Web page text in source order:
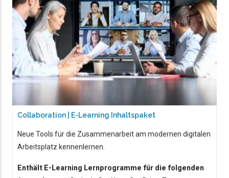
Collaboration | E-Learning Inhaltspaket
Neue Tools für die Zusammenarbeit am modernen digitalen
Arbeitsplatz kennenlernen.
Enthält E-Learning Lernprogramme für die folgenden